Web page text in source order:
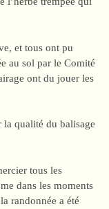
et tous ont pu
au sol par le Comité
ont du jouer les
qualité du balisage
tous les
dans les moments
randonnée a été